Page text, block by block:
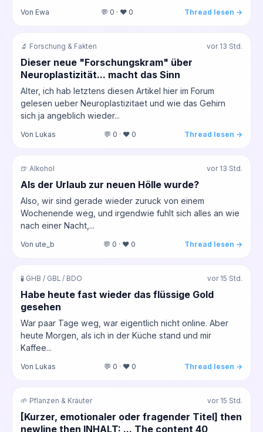
Von Ewa 💬 0 · ❤️ 0 Thread lesen →
🔬 Forschung & Fakten vor 13 Std.
Dieser neue "Forschungskram" über
Neuroplastizität... macht das Sinn
Alter, ich hab letztens diesen Artikel hier im Forum
gelesen ueber Neuroplastizitaet und wie das Gehirn
sich ja angeblich wieder...
Von Lukas 💬 0 · ❤️ 0 Thread lesen →
🍺 Alkohol vor 13 Std.
Als der Urlaub zur neuen Hölle wurde?
Also, wir sind gerade wieder zuruck von einem
Wochenende weg, und irgendwie fuhlt sich alles an wie
nach einer Nacht,...
Von ute_b 💬 0 · ❤️ 0 Thread lesen →
🧪 GHB / GBL / BDO vor 15 Std.
Habe heute fast wieder das flüssige Gold
gesehen
War paar Tage weg, war eigentlich nicht online. Aber
heute Morgen, als ich in der Küche stand und mir
Kaffee...
Von Lukas 💬 0 · ❤️ 0 Thread lesen →
🌱 Pflanzen & Kräuter vor 15 Std.
[Kurzer, emotionaler oder fragender Titel] then
newline then INHALT: ... The content 40